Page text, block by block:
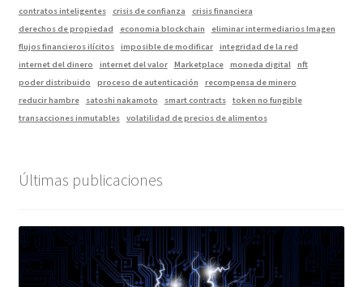
contratos inteligentes
crisis de confianza
crisis financiera
derechos de propiedad
economia blockchain
eliminar intermediarios Imagen
flujos financieros ilícitos
imposible de modificar
integridad de la red
internet del dinero
internet del valor Marketplace moneda digital
nft
poder distribuido
proceso de autenticación
recompensa de minero
reducir hambre
satoshi nakamoto smart contracts
token no fungible
transacciones inmutables
volatilidad de precios de alimentos
Últimas publicaciones